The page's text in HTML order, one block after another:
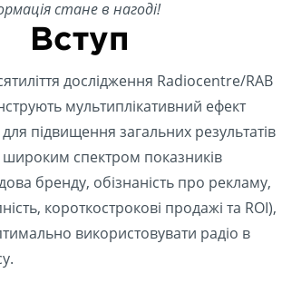
стане в нагоді!
Вступ
дослідження Radiocentre/RAB
мультиплікативний ефект
підвищення загальних результатів
широким спектром показників
бренду, обізнаність про рекламу,
короткострокові продажі та ROI),
використовувати радіо в